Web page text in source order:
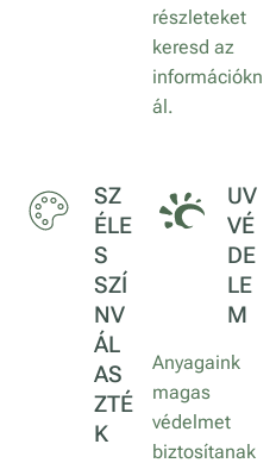
részleteket
keresd az
információkn
ál.
SZ
ÉLE
S
SZÍ
NV
ÁL
AS
ZTÉ
K
UV
VÉ
DE
LE
M
Anyagaink
magas
védelmet
biztosítanak